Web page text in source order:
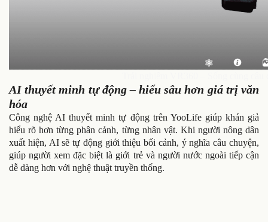
AI thuyết minh tự động – hiểu sâu hơn giá trị văn
hóa
Công nghệ AI thuyết minh tự động trên YooLife giúp khán giả
hiểu rõ hơn từng phân cảnh, từng nhân vật. Khi người nông dân
xuất hiện, AI sẽ tự động giới thiệu bối cảnh, ý nghĩa câu chuyện,
giúp người xem đặc biệt là giới trẻ và người nước ngoài tiếp cận
dễ dàng hơn với nghệ thuật truyền thống.